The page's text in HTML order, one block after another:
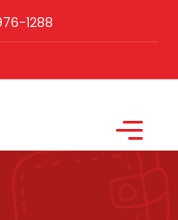
1288